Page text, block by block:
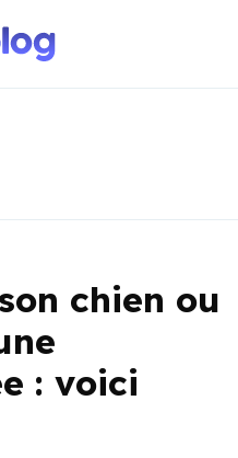
chien ou
: voici